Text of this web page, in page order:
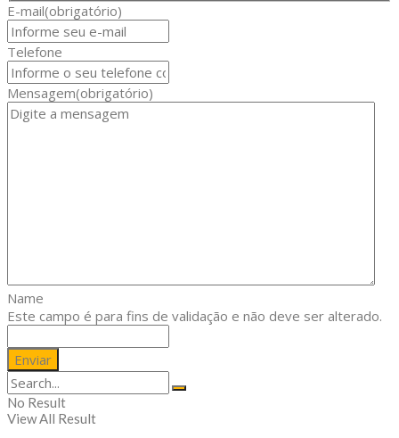
E-mail(obrigatório)
Telefone
Mensagem(obrigatório)
Name
Este campo é para fins de validação e não deve ser alterado.
No Result
View All Result